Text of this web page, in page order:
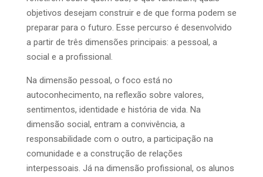
objetivos desejam construir e de que forma podem se
preparar para o futuro. Esse percurso é desenvolvido
a partir de três dimensões principais: a pessoal, a
social e a profissional.
Na dimensão pessoal, o foco está no
autoconhecimento, na reflexão sobre valores,
sentimentos, identidade e história de vida. Na
dimensão social, entram a convivência, a
responsabilidade com o outro, a participação na
comunidade e a construção de relações
interpessoais. Já na dimensão profissional, os alunos